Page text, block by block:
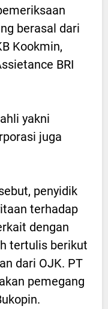
berasal dari
Kookmin,
BRI
yakni
juga
penyidik
terhadap
dengan
tertulis berikut
dari OJK. PT
pemegang